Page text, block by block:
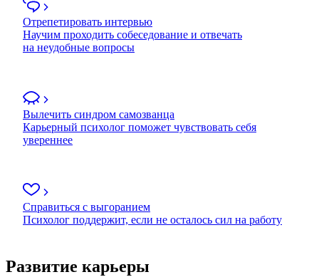
Отрепетировать интервью
Научим проходить собеседование и отвечать
на неудобные вопросы
Вылечить синдром самозванца
Карьерный психолог поможет чувствовать себя
увереннее
Справиться с выгоранием
Психолог поддержит, если не осталось сил на работу
Развитие карьеры